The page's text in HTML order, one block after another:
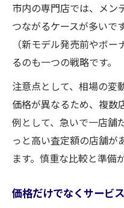
市内の専門店では、メン
つながるケースが多いで
（新モデル発売前やボ
るのも一つの戦略です。
注意点として、相場の変
価格が異なるため、複数
例として、急いで一店舗
っと高い査定額の店舗が
ます。慎重な比較と準備
価格だけでなくサービ